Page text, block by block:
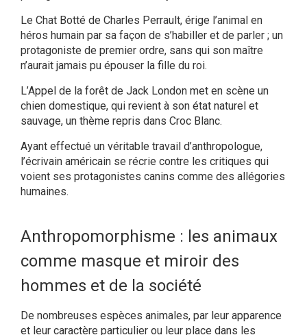
Le Chat Botté de Charles Perrault, érige l’animal en
héros humain par sa façon de s’habiller et de parler ; un
protagoniste de premier ordre, sans qui son maître
n’aurait jamais pu épouser la fille du roi.
L’Appel de la forêt de Jack London met en scène un
chien domestique, qui revient à son état naturel et
sauvage, un thème repris dans Croc Blanc.
Ayant effectué un véritable travail d’anthropologue,
l’écrivain américain se récrie contre les critiques qui
voient ses protagonistes canins comme des allégories
humaines.
Anthropomorphisme : les animaux
comme masque et miroir des
hommes et de la société
De nombreuses espèces animales, par leur apparence
et leur caractère particulier ou leur place dans les